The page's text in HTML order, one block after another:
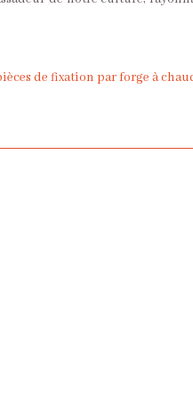
de fixation par forge à